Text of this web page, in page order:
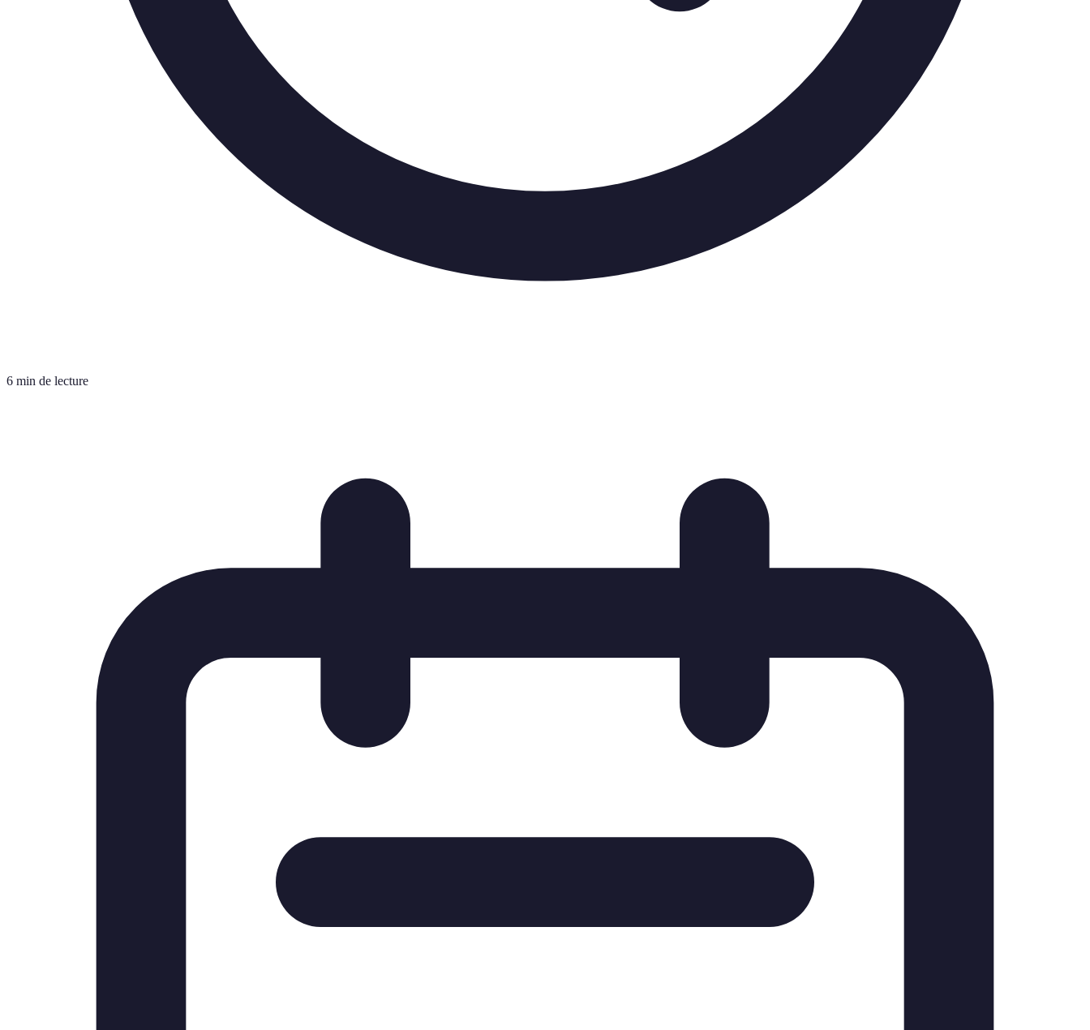
6 min de lecture